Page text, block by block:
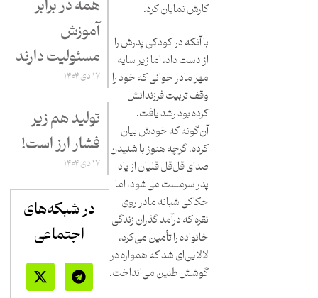
کارش نمایان کرد.
با آنکه در کودکی پدرش را
از دست داد، اما زیر سایه
مهر مادر جوانی که خود را
وقف تربیت فرزندانش
کرده بود رشد یافت.
آن‌گونه که خودش بیان
کرده، گرچه هنوز با شنیدن
صدای قل‌قل قلیان از یاد
پدر سرمست می‌شود، اما
حکاکی شبانه مادر روی
نقره که درآمد گذران زندگی
خانواده را تأمین می‌کرد،
لالایی‌ای شد که همواره در
گوشش طنین می‌انداخت.
همه در برابر
آموزش
مسئولیت دارند
۱۷ دی ۱۴۰۴
تولید هم زیر
فشار ارز است!
۱۷ دی ۱۴۰۴
در شبکه‌های
اجتماعی